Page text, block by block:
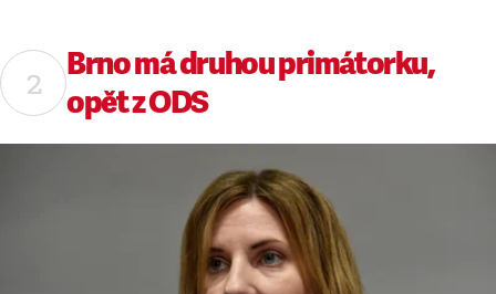
Brno má druhou primátorku,
opět z ODS